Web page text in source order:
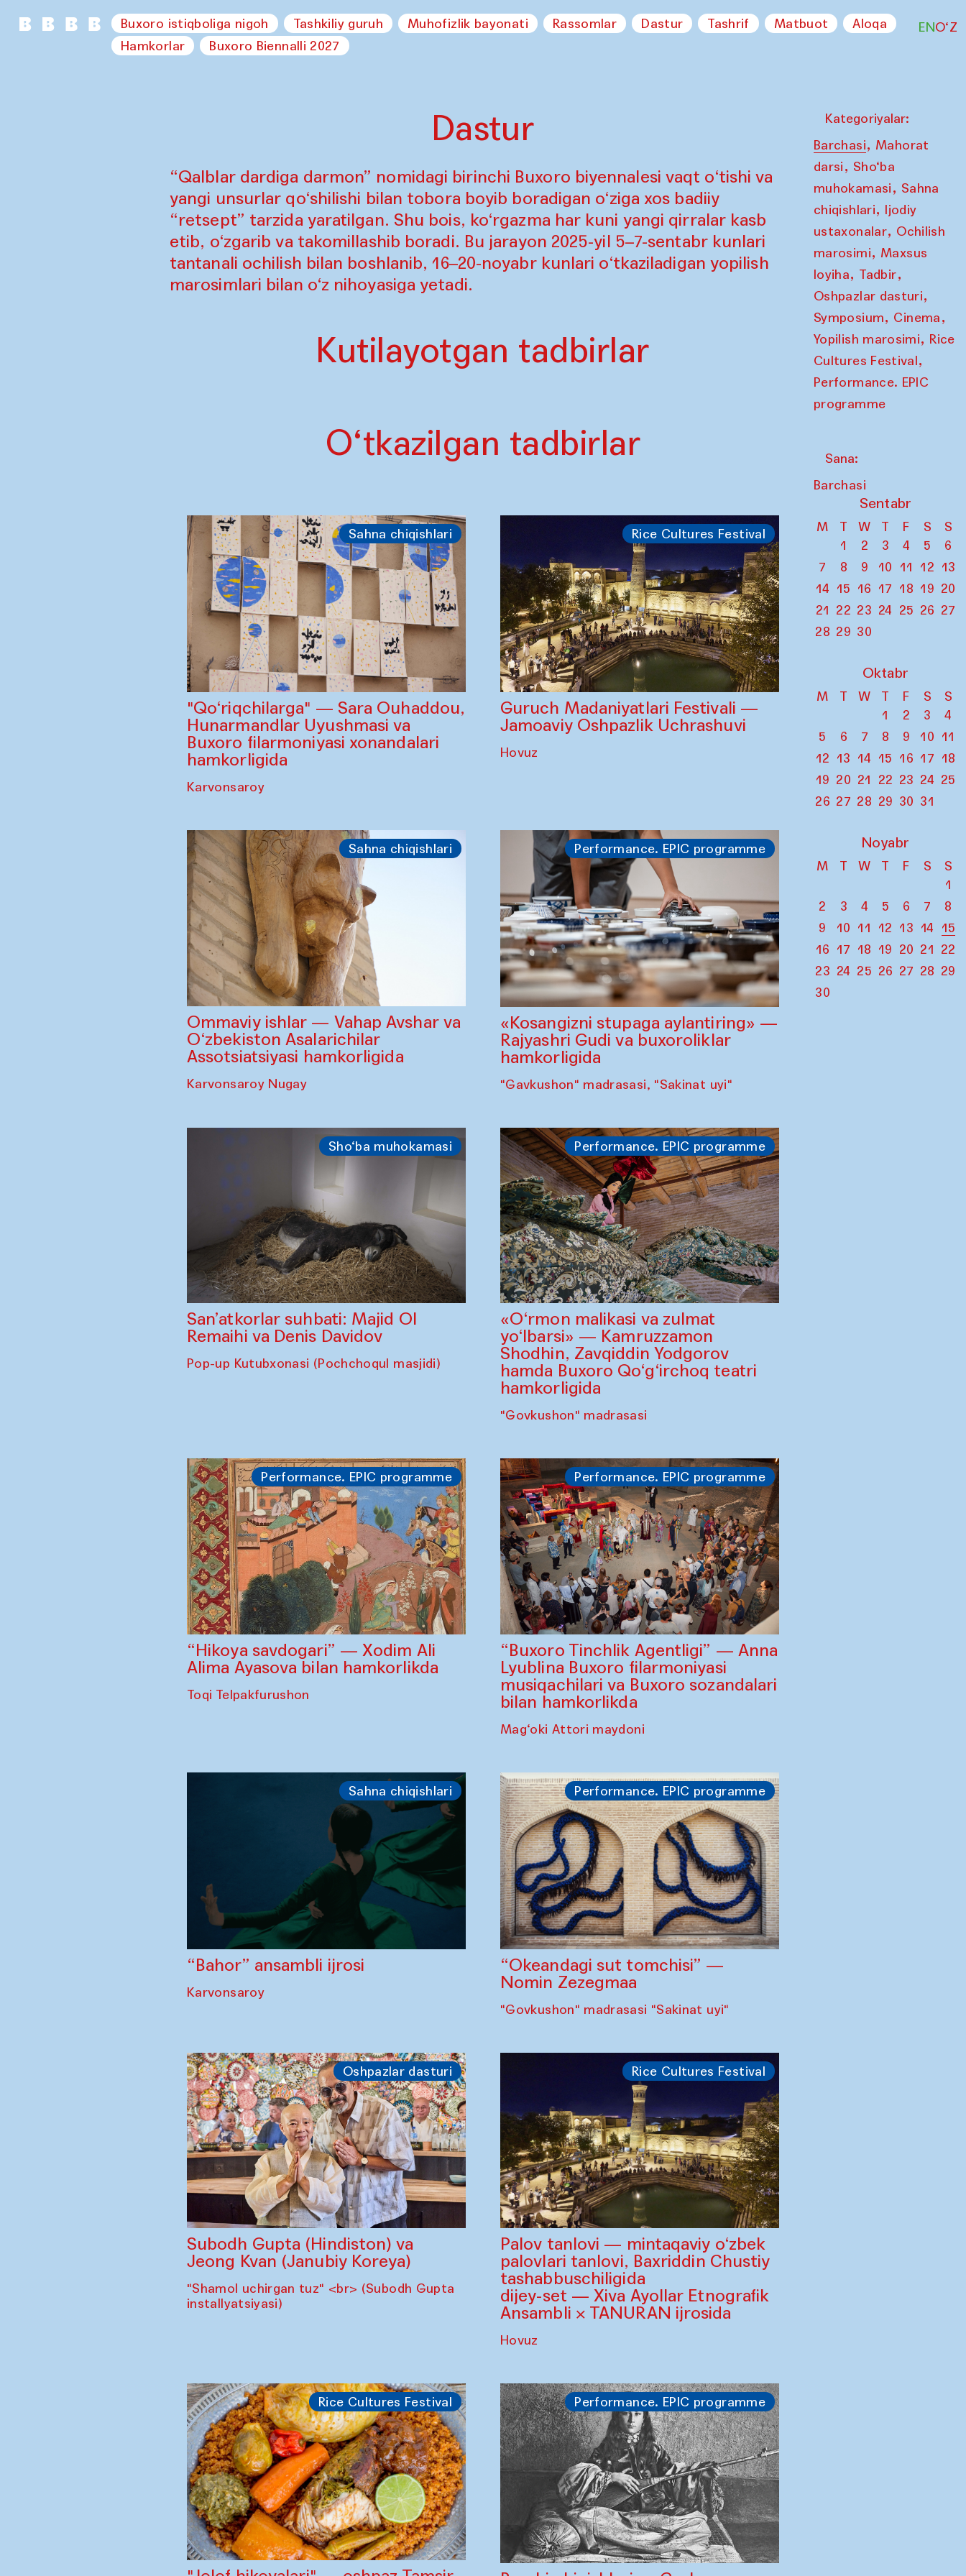
Buxoro istiqboliga nigoh Tashkiliy guruh Muhofizlik bayonati Rassomlar Dastur Tashrif Matbuot
Aloqa
Hamkorlar
Buxoro Biennalli 2027
ENO‘Z
Dastur
“Qalblar dardiga darmon” nomidagi birinchi Buxoro biyennalesi vaqt o‘tishi va
yangi unsurlar qo‘shilishi bilan tobora boyib boradigan o‘ziga xos badiiy
“retsept” tarzida yaratilgan. Shu bois, ko‘rgazma har kuni yangi qirralar kasb
etib, o‘zgarib va takomillashib boradi. Bu jarayon 2025-yil 5–7-sentabr kunlari
tantanali ochilish bilan boshlanib, 16–20-noyabr kunlari o‘tkaziladigan yopilish
marosimlari bilan o‘z nihoyasiga yetadi.
Kutilayotgan tadbirlar
O‘tkazilgan tadbirlar
Sahna chiqishlari
"Qo‘riqchilarga" — Sara Ouhaddou,
Hunarmandlar Uyushmasi va
Buxoro filarmoniyasi xonandalari
hamkorligida
Karvonsaroy
Rice Cultures Festival
Guruch Madaniyatlari Festivali —
Jamoaviy Oshpazlik Uchrashuvi
Hovuz
Sahna chiqishlari
Ommaviy ishlar — Vahap Avshar va
O‘zbekiston Asalarichilar
Assotsiatsiyasi hamkorligida
Karvonsaroy Nugay
Performance. EPIC programme
«Kosangizni stupaga aylantiring» —
Rajyashri Gudi va buxoroliklar
hamkorligida
"Gavkushon" madrasasi, "Sakinat uyi"
Sho‘ba muhokamasi
San’atkorlar suhbati: Majid Ol
Remaihi va Denis Davidov
Pop-up Kutubxonasi (Pochchoqul masjidi)
Performance. EPIC programme
«O‘rmon malikasi va zulmat
yo‘lbarsi» — Kamruzzamon
Shodhin, Zavqiddin Yodgorov
hamda Buxoro Qo‘g‘irchoq teatri
hamkorligida
"Govkushon" madrasasi
Performance. EPIC programme
“Hikoya savdogari” — Xodim Ali
Alima Ayasova bilan hamkorlikda
Toqi Telpakfurushon
Performance. EPIC programme
“Buxoro Tinchlik Agentligi” — Anna
Lyublina Buxoro filarmoniyasi
musiqachilari va Buxoro sozandalari
bilan hamkorlikda
Mag‘oki Attori maydoni
Sahna chiqishlari
“Bahor” ansambli ijrosi
Karvonsaroy
Performance. EPIC programme
“Okeandagi sut tomchisi” —
Nomin Zezegmaa
"Govkushon" madrasasi "Sakinat uyi"
Oshpazlar dasturi
Subodh Gupta (Hindiston) va
Jeong Kvan (Janubiy Koreya)
"Shamol uchirgan tuz" <br> (Subodh Gupta
installyatsiyasi)
Rice Cultures Festival
Palov tanlovi — mintaqaviy o‘zbek
palovlari tanlovi, Baxriddin Chustiy
tashabbuschiligida
dijey-set — Xiva Ayollar Etnografik
Ansambli × TANURAN ijrosida
Hovuz
Rice Cultures Festival Performance. EPIC programme
Kategoriyalar:
Barchasi, Mahorat
darsi, Sho‘ba
muhokamasi, Sahna
chiqishlari, Ijodiy
ustaxonalar, Ochilish
marosimi, Maxsus
loyiha, Tadbir,
Oshpazlar dasturi,
Symposium, Cinema,
Yopilish marosimi, Rice
Cultures Festival,
Performance. EPIC
programme
Sana:
Barchasi
Sentabr
M T W T F S
S
1
2 3 4 5
6
7
8 9 10 11 12 13
14 15 16 17 18 19 20
21 22 23 24 25 26 27
28 29 30
Oktabr
M T W T F S
S
1
2 3
4
5
6 7 8 9 10 11
12 13 14 15 16 17 18
19 20 21 22 23 24 25
26 27 28 29 30 31
Noyabr
M T W T F S
S
1
2
3 4 5 6 7
8
9
10 11 12 13 14
15
16 17 18 19 20 21 22
23 24 25 26 27 28 29
30